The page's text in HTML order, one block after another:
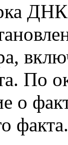
По
о
факта.